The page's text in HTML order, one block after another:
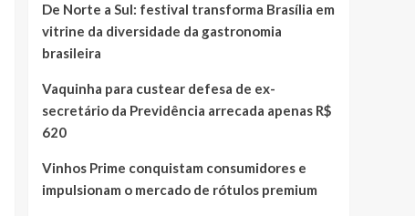
De Norte a Sul: festival transforma Brasília em
vitrine da diversidade da gastronomia
brasileira
Vaquinha para custear defesa de ex-
secretário da Previdência arrecada apenas R$
620
Vinhos Prime conquistam consumidores e
impulsionam o mercado de rótulos premium